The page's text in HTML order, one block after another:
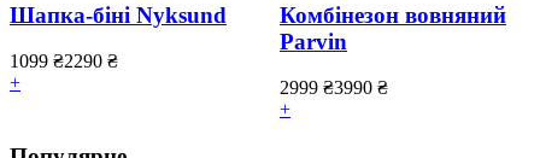
Шапка-біні Nyksund
1099 ₴2290 ₴
+
Комбінезон вовняний
Parvin
2999 ₴3990 ₴
+